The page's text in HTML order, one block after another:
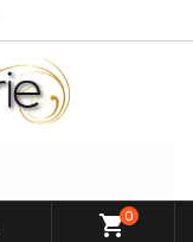
shopping_cart0